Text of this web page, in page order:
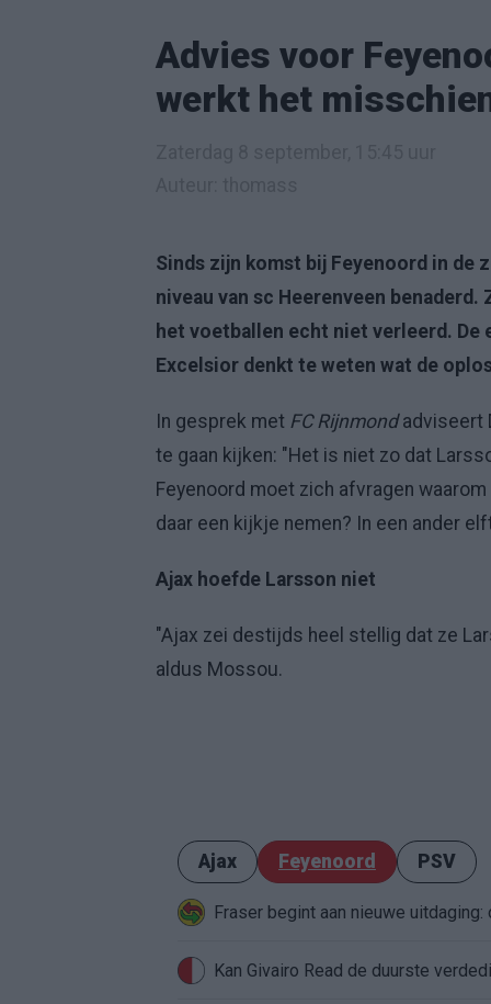
Advies voor
werkt het
Sinds zijn komst bij Feyenoord in de
niveau van sc Heerenveen benaderd.
het voetballen echt niet verleerd. De
Excelsior denkt te weten wat de
In gesprek met FC Rijnmondadviseert
te gaan kijken: "Het is niet zo dat
Feyenoord moet zich afvragen
daar een kijkje nemen? In een ander
Ajax hoefde Larsson niet
"Ajax zei destijds heel stellig dat ze
aldus Mossou.
Ajax Feyenoord PSV
Fraser begint aan nieuwe